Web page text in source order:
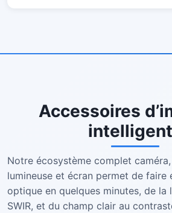
Accessoires
Notre écosystème complet
lumineuse et écran permet de faire
optique en quelques minutes, de la
SWIR, et du champ clair au